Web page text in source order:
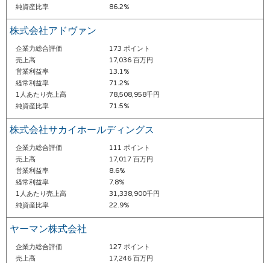
純資産比率
86.2%
株式会社アドヴァン
企業力総合評価
173 ポイント
売上高
17,036 百万円
営業利益率
13.1%
経常利益率
71.2%
1人あたり売上高
78,508,958千円
純資産比率
71.5%
株式会社サカイホールディングス
企業力総合評価
111 ポイント
売上高
17,017 百万円
営業利益率
8.6%
経常利益率
7.8%
1人あたり売上高
31,338,900千円
純資産比率
22.9%
ヤーマン株式会社
企業力総合評価
127 ポイント
売上高
17,246 百万円